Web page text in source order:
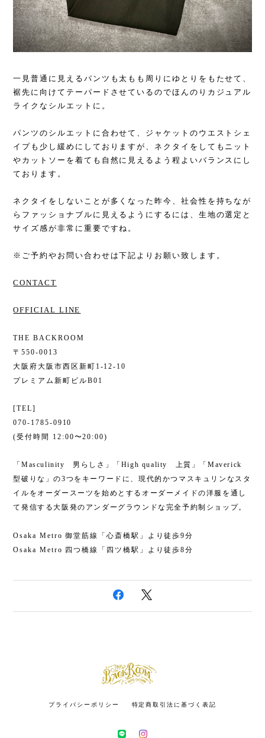
一見普通に見えるパンツも太もも周りにゆとりをもたせて、
裾先に向けてテーパードさせているのでほんのりカジュアル
ライクなシルエットに。
パンツのシルエットに合わせて、ジャケットのウエストシェ
イプも少し緩めにしておりますが、ネクタイをしてもニット
やカットソーを着ても自然に見えるよう程よいバランスにし
ております。
ネクタイをしないことが多くなった昨今、社会性を持ちなが
らファッショナブルに見えるようにするには、生地の選定と
サイズ感が非常に重要ですね。
※ご予約やお問い合わせは下記よりお願い致します。
CONTACT
OFFICIAL LINE
THE BACKROOM
〒550-0013
大阪府大阪市西区新町1-12-10
プレミアム新町ビルB01
[TEL]
070-1785-0910
(受付時間 12:00〜20:00)
「Masculinity 男らしさ」「High quality 上質」「Maverick
型破りな」の3つをキーワードに、現代的かつマスキュリンなスタ
イルをオーダースーツを始めとするオーダーメイドの洋服を通し
て発信する大阪発のアンダーグラウンドな完全予約制ショップ。
Osaka Metro 御堂筋線「心斎橋駅」より徒歩9分
Osaka Metro 四つ橋線「四ツ橋駅」より徒歩8分
プライバシーポリシー 特定商取引法に基づく表記